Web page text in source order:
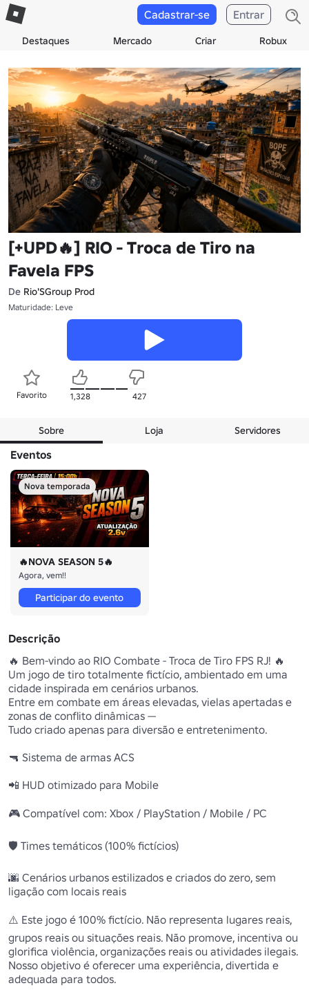
Destaques Mercado Criar Robux
Cadastrar-se Entrar
[+UPD🔥] RIO - Troca de Tiro na
Favela FPS
De Rio'SGroup Prod
Maturidade: Leve
Favorito 1,328 427
Sobre Loja Servidores
Eventos
Nova temporada
🔥NOVA SEASON 5🔥
Agora, vem!!
Participar do evento
Descrição
🔥 Bem-vindo ao RIO Combate - Troca de Tiro FPS RJ! 🔥
Um jogo de tiro totalmente fictício, ambientado em uma
cidade inspirada em cenários urbanos.
Entre em combate em áreas elevadas, vielas apertadas e
zonas de conflito dinâmicas —
Tudo criado apenas para diversão e entretenimento.
🔫 Sistema de armas ACS
📲 HUD otimizado para Mobile
🎮 Compatível com: Xbox / PlayStation / Mobile / PC
🛡️ Times temáticos (100% fictícios)
🌆 Cenários urbanos estilizados e criados do zero, sem
ligação com locais reais
⚠️ Este jogo é 100% fictício. Não representa lugares reais,
grupos reais ou situações reais. Não promove, incentiva ou
glorifica violência, organizações reais ou atividades ilegais.
Nosso objetivo é oferecer uma experiência, divertida e
adequada para todos.